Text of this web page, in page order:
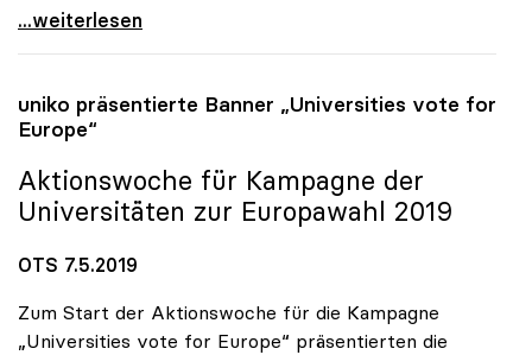
uniko bedauert Abgang von Heinz Fassmann
...weiterlesen
uniko präsentierte Banner „Universities vote for
Europe“
Aktionswoche für Kampagne der
Universitäten zur Europawahl 2019
OTS 7.5.2019
Zum Start der Aktionswoche für die Kampagne
„Universities vote for Europe“ präsentierten die